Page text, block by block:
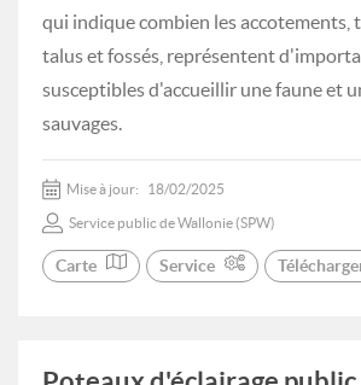
qui indique combien les accotements,
talus et fossés, représentent
susceptibles d'accueillir une faune et
sauvages.
Mise à jour: 18/02/2025
Service public de Wallonie (SPW)
Carte Service